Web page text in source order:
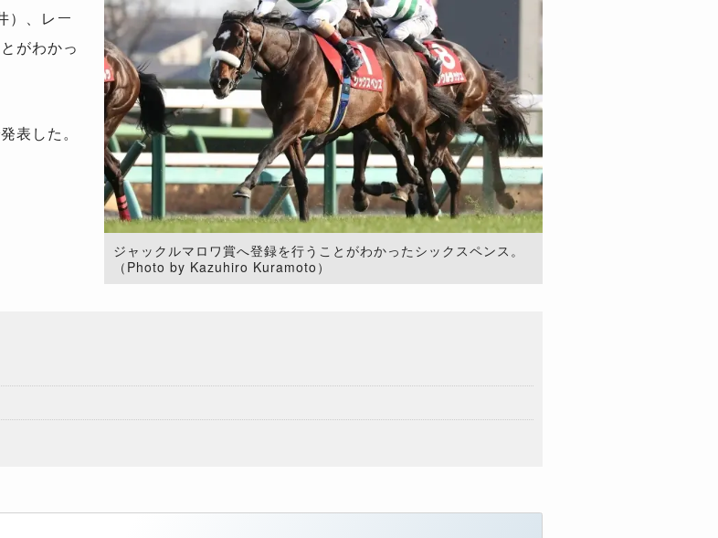
ジャックルマロワ賞へ登録を行うことがわかったシックスペンス。
（Photo by Kazuhiro Kuramoto）
）、レー
がわかっ
表した。